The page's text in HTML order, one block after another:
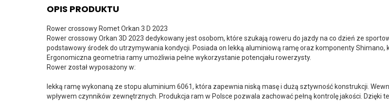
OPIS PRODUKTU
Rower crossowy Romet Orkan 3 D 2023
Rower crossowy Orkan 3D 2023 dedykowany jest osobom, które szukają roweru do jazdy na co dzień ze
podstawowy środek do utrzymywania kondycji. Posiada on lekką aluminiową ramę oraz komponenty
Ergonomiczna geometria ramy umożliwia pełne wykorzystanie potencjału rowerzysty.
Rower został wyposażony w:
lekką ramę wykonaną ze stopu aluminium 6061, która zapewnia niską masę i dużą sztywność konstrukcji.
wpływem czynników zewnętrznych. Produkcja ram w Polsce pozwala zachować pełną kontrolę jakości.